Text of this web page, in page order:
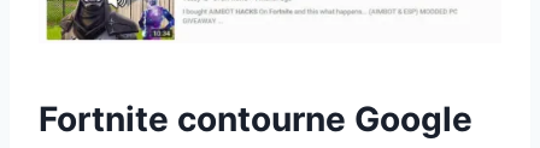
Fortnite contourne Google